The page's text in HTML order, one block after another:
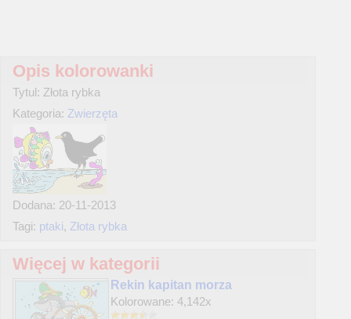
Opis kolorowanki
Tytul: Złota rybka
Kategoria: Zwierzęta
Dodana: 20-11-2013
Tagi: ptaki, Złota rybka
Więcej w kategorii
Rekin kapitan morza
Kolorowane: 4,142x